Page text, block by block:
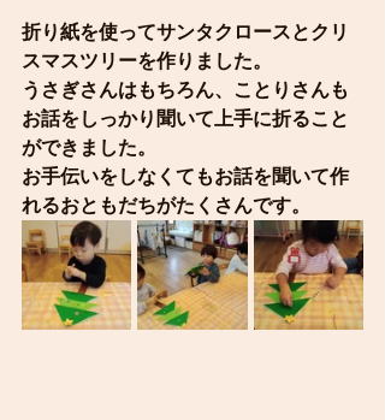
折り紙を使ってサンタクロースとクリ
スマスツリーを作りました。
うさぎさんはもちろん、ことりさんも
お話をしっかり聞いて上手に折ること
ができました。
お手伝いをしなくてもお話を聞いて作
れるおともだちがたくさんです。